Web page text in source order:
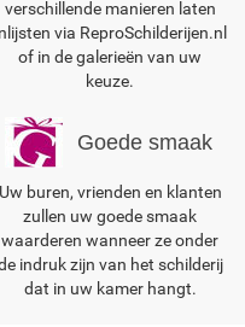
verschillende manieren laten
via ReproSchilderijen.nl
of in de galerieën van uw
keuze.
Goede smaak
Uw buren, vrienden en klanten
zullen uw goede smaak
waarderen wanneer ze onder
indruk zijn van het schilderij
dat in uw kamer hangt.